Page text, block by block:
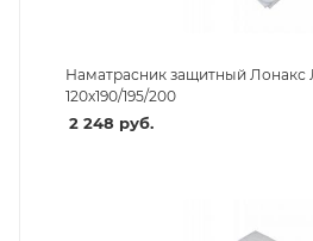
Наматрасник защитный Лонакс
120х190/195/200
2 248 руб.